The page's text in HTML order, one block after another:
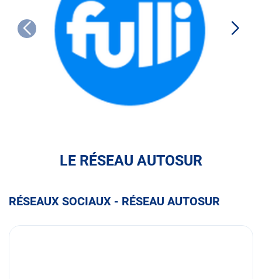
LE RÉSEAU AUTOSUR
RÉSEAUX SOCIAUX - RÉSEAU AUTOSUR